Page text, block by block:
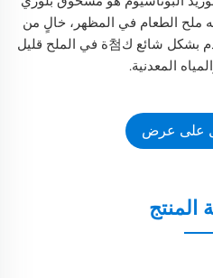
ملح الطعام في المظهر، خالٍ من
الرائحة، ولديه طعم مالح. يستخدم بشكل شائع ك첨ة في الملح قليل
المعدنية.
على عرض
المنتج